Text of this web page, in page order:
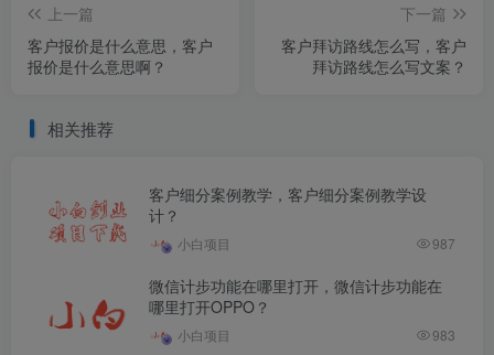
上一篇
客户报价是什么意思，客户
报价是什么意思啊？
下一篇
客户拜访路线怎么写，客户
拜访路线怎么写文案？
相关推荐
客户细分案例教学，客户细分案例教学设
计？
小白项目 987
微信计步功能在哪里打开，微信计步功能在
哪里打开OPPO？
小白项目 983